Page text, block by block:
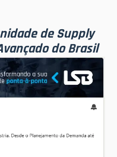
de Supply
do Brasil